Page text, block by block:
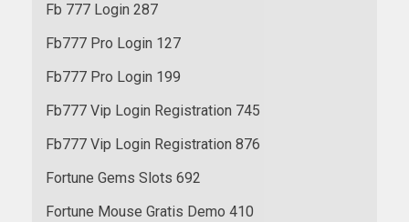
Fb 777 Login 287
Fb777 Pro Login 127
Fb777 Pro Login 199
Fb777 Vip Login Registration 745
Fb777 Vip Login Registration 876
Fortune Gems Slots 692
Fortune Mouse Gratis Demo 410